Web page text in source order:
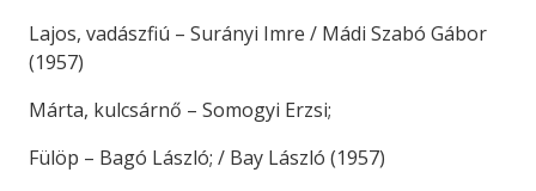
Lajos, vadászfiú – Surányi Imre / Mádi Szabó Gábor
(1957)
Márta, kulcsárnő – Somogyi Erzsi;
Fülöp – Bagó László; / Bay László (1957)